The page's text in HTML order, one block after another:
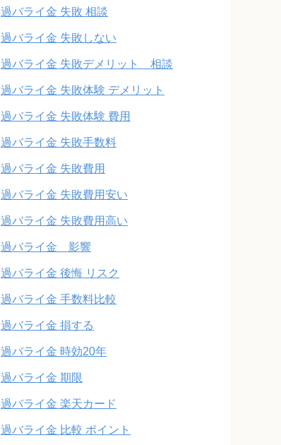
過バライ金 失敗 相談
過バライ金 失敗しない
過バライ金 失敗デメリット 相談
過バライ金 失敗体験 デメリット
過バライ金 失敗体験 費用
過バライ金 失敗手数料
過バライ金 失敗費用
過バライ金 失敗費用安い
過バライ金 失敗費用高い
過バライ金 影響
過バライ金 後悔 リスク
過バライ金 手数料比較
過バライ金 損する
過バライ金 時効20年
過バライ金 期限
過バライ金 楽天カード
過バライ金 比較 ポイント